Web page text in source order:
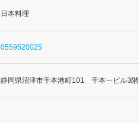
日本料理
0559520025
静岡県沼津市千本港町101 千本一ビル3階